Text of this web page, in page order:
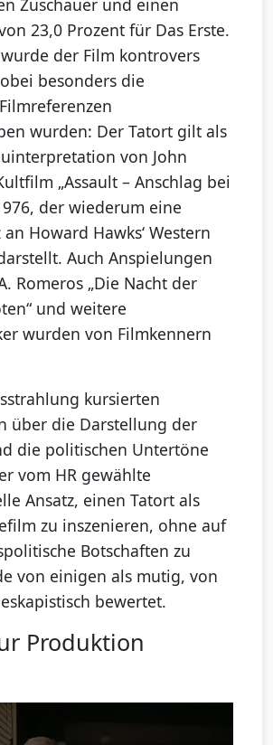
Zuschauer und einen
23,0 Prozent für Das Erste.
der Film kontrovers
besonders die
wurden: Der Tatort gilt als
von John
„Assault – Anschlag bei
der wiederum eine
Howard Hawks‘ Western
Auch Anspielungen
Romeros „Die Nacht der
und weitere
wurden von Filmkennern
kursierten
über die Darstellung der
die politischen Untertöne
vom HR gewählte
Ansatz, einen Tatort als
zu inszenieren, ohne auf
Botschaften zu
von einigen als mutig, von
bewertet.
Produktion